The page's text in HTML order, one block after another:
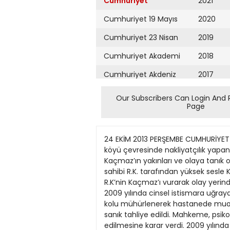
Cumhuriyet 19 Mayıs
Cumhuriyet 23 Nisan
Cumhuriyet Akademi
Cumhuriyet Akdeniz
Cumhuriyet Alışveriş
Cumhuriyet Ankara
Cumhuriyet Büyük
Taaruz
Cumhuriyet
Cumartesi
Cumhuriyet Çevre
2020
2019
2018
2017
2016
2015
2013
2012
2011
2010
2009
Our Subscribers Can Login And
Page
24 EKİM 2013 PERŞEMBE CUMHURİYET SAYFA HABERLER 3 Kürtçe şarkı için öldürüldü SAVAŞ KÜRKLÜ ADANA Niğde’nin Bor ilçesine bağlı Bayat köyü çevresinde nakliyatçılık yapan Salih Kaçmaz (36) iş yaptığı tarla sahiplerinden R.K. tarafından “Kürtçe şarkı” dinlediği için öldürüldü. Kaçmaz’ın yakınları ve olaya tanık olan bir kişi, iş için gittikleri Bor ilçesinde aracı bir tarla kenarına bıraktıktan sonra, yanlarına gelen tarla sahibi R.K. tarafından yüksek sesle Kürtçe müzik dinlememeleri konusunda uyarıldıklarını, tartışmanın kavgaya dönüşmesi üzerine R.K’nin Kaçmaz’ı vurarak olay yerinden kaçtığını anlattı. Rapor MAHMUT ORAL Bir kadın cinayeti daha işkencesi DİYARBAKIR Diyarbakır’da 2009 yılında cinsel istismara uğrayan 13 yaşındaki kız çocuğunu mahkeme, rapor alınması için defalarca hastaneye sevk etti. Küçük kız kolu mühürlenerek hastanede muayeneden geçirildi. Rapor için defalarca hastaneye sevk edilen küçük kızın ailesi kenti terk ederken sanık tahliye edildi. Mahkeme, psikolojik durumu iyi olmayan kız çocuğunun muayeneye gitmek istememesi halinde polis zoruyla sevk edilmesine karar verdi. 2009 yılında yaşanan olay sonrası Diyarbakır Adli Tıp Kurumu M.K’ye “travma sonrası stres bozukluğu yaşadığı ve ruh sağlığının bozulduğu” yönünde rapor vermişti. Tecavüz zanlısı S.T. hakkında 30 yıla kadar hapis istemiyle dava açılmıştı. Mahkeme 2010’daki ilk duruşmada, mağdurenin tam teşekküllü devlet hastanesine sevk edilip fiili livata ile ilgili bulgu olup olmadığına ilişkin rapor aldırılmasına karar verdi. Hastanede çocuğun sol kolu mühürlendi. Raporlar alındıktan sonra mahkeme, mağdurenin yeniden Dicle Üniversitesi Tıp Fakültesi’ne sevk edilerek cinsel istismara maruz kalıp kalmadığı, fiili livata bulgularının bulunup bulunmadığının da tespit edilmesini, ayrıca mağdurenin kızlık zarının bozulup bozulmadığına ilişkin de rapor alınmasına hükmetti. Rapor için defalarca hastaneye giden M.K’nin ailesi ise, kızlarının psikolojisinin daha fazla bozulmaması için başka bir şehre yerleşti ve Tıp Fakültesi’nden istenen ikinci işlemleri yaptırmadı. l 2009’da tecavüze uğrayan 13 yaşındaki çocuğa ruh sağlığı bozuldu raporu verildi. 2010’daki ilk duruşmada mahkeme yeniden rapor istedi, çocuk kolu mühürlenip muayeneye yollandı. Tecavüz zanlısı iki yıl tutuklu kalıp çıktı. Mahkeme yine rapor istiyor, üstelik polis zoruyla... Helal Kriko... “Tamamı güvenli...” “İslamı şartlara uygun...” “İçinde domuz yağı ve ürünleri barındırmaz...” “Helalliği tescil edilmiştir...” H Sanırsın ki seccade satıyor... “Helal seks